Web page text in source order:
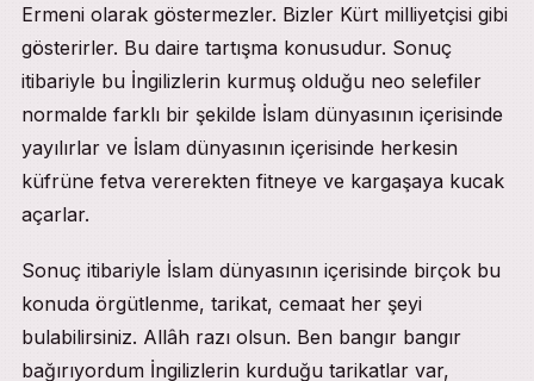
Ermeni olarak göstermezler. Bizler Kürt milliyetçisi gibi
gösterirler. Bu daire tartışma konusudur. Sonuç
itibariyle bu İngilizlerin kurmuş olduğu neo selefiler
normalde farklı bir şekilde İslam dünyasının içerisinde
yayılırlar ve İslam dünyasının içerisinde herkesin
küfrüne fetva vererekten fitneye ve kargaşaya kucak
açarlar.
Sonuç itibariyle İslam dünyasının içerisinde birçok bu
konuda örgütlenme, tarikat, cemaat her şeyi
bulabilirsiniz. Allâh razı olsun. Ben bangır bangır
bağırıyordum İngilizlerin kurduğu tarikatlar var,